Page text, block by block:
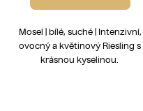
Mosel | bílé, suché | Intenzivní,
ovocný a květinový Riesling s
krásnou kyselinou.